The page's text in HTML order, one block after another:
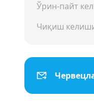
Ўрин-пайт
Чиқиш